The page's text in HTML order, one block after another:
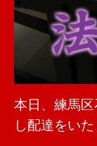
本日、練馬
し配達をいた